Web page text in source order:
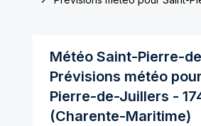
Météo Saint-Pierre-
Prévisions météo pour
Pierre-de-Juillers -
(Charente-Maritime)